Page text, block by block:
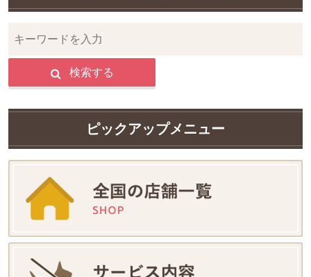
検索する
ピックアップメニュー